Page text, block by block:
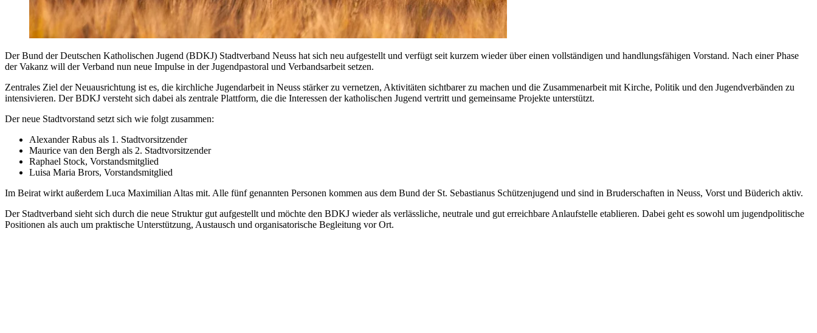
Der Bund der Deutschen Katholischen Jugend (BDKJ) Stadtverband Neuss hat sich neu aufgestellt und verfügt seit kurzem wieder über einen vollständigen und handlungsfähigen Vorstand. Nach einer Phase
der Vakanz will der Verband nun neue Impulse in der Jugendpastoral und Verbandsarbeit setzen.
Zentrales Ziel der Neuausrichtung ist es, die kirchliche Jugendarbeit in Neuss stärker zu vernetzen, Aktivitäten sichtbarer zu machen und die Zusammenarbeit mit Kirche, Politik und den Jugendverbänden zu
intensivieren. Der BDKJ versteht sich dabei als zentrale Plattform, die die Interessen der katholischen Jugend vertritt und gemeinsame Projekte unterstützt.
Der neue Stadtvorstand setzt sich wie folgt zusammen:
Alexander Rabus als 1. Stadtvorsitzender
Maurice van den Bergh als 2. Stadtvorsitzender
Raphael Stock, Vorstandsmitglied
Luisa Maria Brors, Vorstandsmitglied
Im Beirat wirkt außerdem Luca Maximilian Altas mit. Alle fünf genannten Personen kommen aus dem Bund der St. Sebastianus Schützenjugend und sind in Bruderschaften in Neuss, Vorst und Büderich aktiv.
Der Stadtverband sieht sich durch die neue Struktur gut aufgestellt und möchte den BDKJ wieder als verlässliche, neutrale und gut erreichbare Anlaufstelle etablieren. Dabei geht es sowohl um jugendpolitische
Positionen als auch um praktische Unterstützung, Austausch und organisatorische Begleitung vor Ort.